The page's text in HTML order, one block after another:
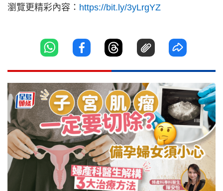
瀏覽更精彩內容： https://bit.ly/3yLrgYZ